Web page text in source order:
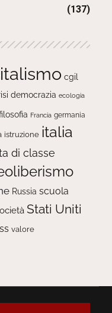
(137)
cgil
democrazia ecologia
Francia germania
istruzione italia
di classe
Russia scuola
Stati Uniti
valore